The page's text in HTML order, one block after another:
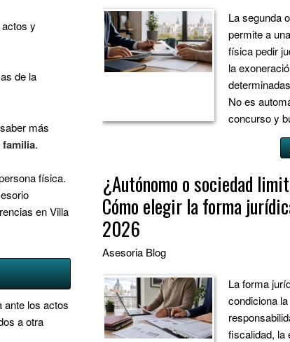
y
de la
más
familia.
física.
en Villa
ante los actos
a otra
La segunda
permite a
física pedir
la
No es
concurso y
¿Autónomo o sociedad
Cómo elegir la forma
2026
Asesoria Blog
La forma
condiciona la
fiscalidad, la